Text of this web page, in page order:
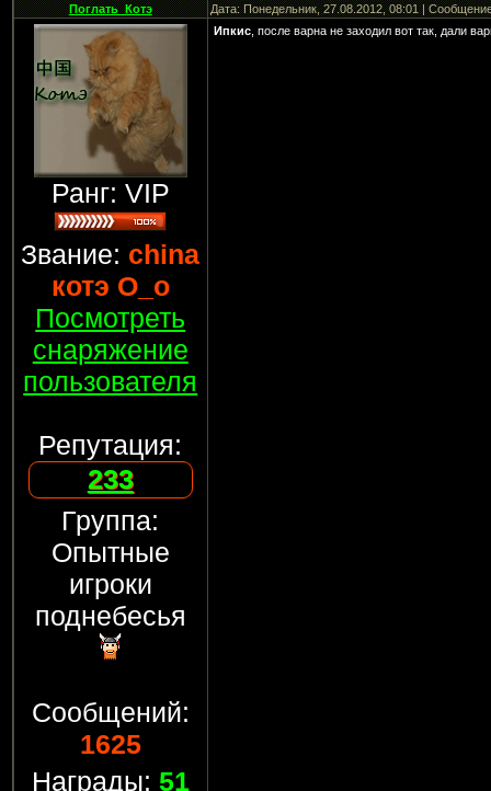
Поглать_Котэ Дата: Понедельник, 27.08.2012, 08:01 |
Ранг: VIP
Звание: china
котэ О_о
Посмотреть
снаряжение
пользователя
Репутация:
233
Группа:
Опытные
игроки
поднебесья
Сообщений:
1625
Награды: 51
Ипкис, после варна не заходил вот так, дали